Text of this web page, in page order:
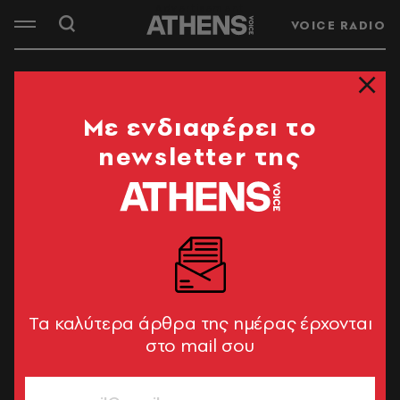
VOICE RADIO
Mε ενδιαφέρει το
newsletter της
Tα καλύτερα άρθρα της ημέρας έρχονται
στο mail σου